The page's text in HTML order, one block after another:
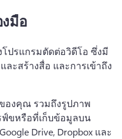
มือ
ปรแกรมตัดต่อวิดีโอ ซึ่งมี
ละสร้างสื่อ และการเข้าถึง
องคุณ รวมถึงรูปภาพ
ฟ์ขหรือที่เก็บข้อมูลบน